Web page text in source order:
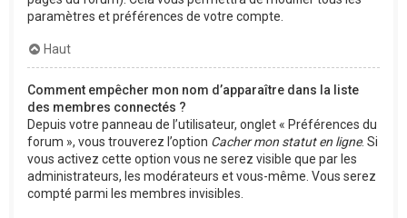
paramètres et préférences de votre compte.
Haut
Comment empêcher mon nom d’apparaître dans la liste
des membres connectés ?
Depuis votre panneau de l’utilisateur, onglet « Préférences du
forum », vous trouverez l’option Cacher mon statut en ligne. Si
vous activez cette option vous ne serez visible que par les
administrateurs, les modérateurs et vous-même. Vous serez
compté parmi les membres invisibles.